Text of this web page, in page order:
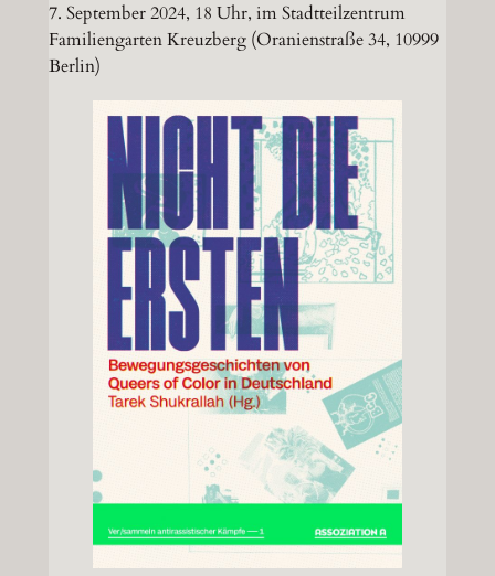
7. September 2024, 18 Uhr, im Stadtteilzentrum
Familiengarten Kreuzberg (Oranienstraße 34, 10999
Berlin)